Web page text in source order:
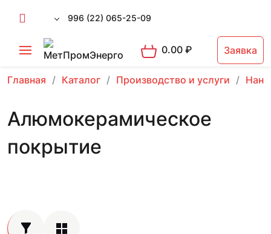
996 (22) 065-25-09
0.00₽ Заявка
Главная Каталог Производство и услуги
Алюмокерамическое
покрытие